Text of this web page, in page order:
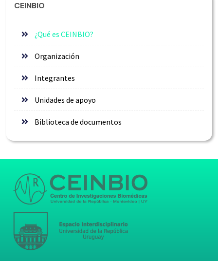
CEINBIO
¿Qué es CEINBIO?
Organización
Integrantes
Unidades de apoyo
Biblioteca de documentos